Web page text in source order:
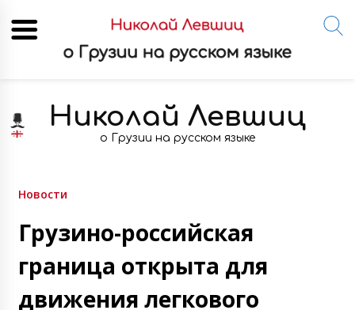
content
Николай Левшиц
о Грузии на русском языке
Новости
Грузино-российская
граница открыта для
движения легкового